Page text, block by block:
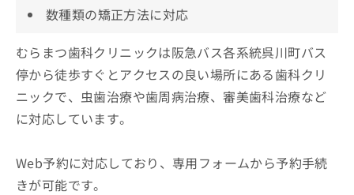
数種類の矯正方法に対応
むらまつ歯科クリニックは阪急バス各系統呉川町バス
停から徒歩すぐとアクセスの良い場所にある歯科クリ
ニックで、虫歯治療や歯周病治療、審美歯科治療など
に対応しています。
Web予約に対応しており、専用フォームから予約手続
きが可能です。